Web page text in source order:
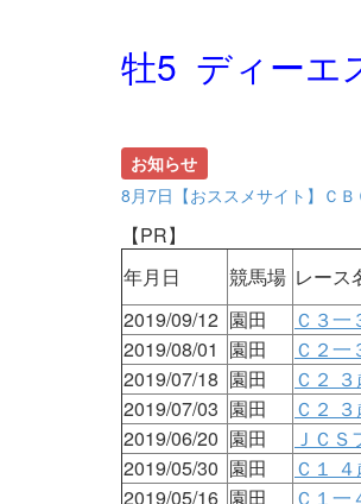
牡5 ディーエ
お知らせ
8月7日【おススメサイト】Ｃ
【PR】
年月日
競馬場 レース
2019/09/12 園田 Ｃ３一
2019/08/01 園田 Ｃ２一
2019/07/18 園田 Ｃ２
2019/07/03 園田 Ｃ２
2019/06/20 園田 ＪＣ
2019/05/30 園田 Ｃ１
2019/05/16 園田 Ｃ１一